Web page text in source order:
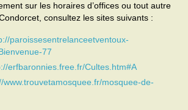
sur les horaires d’offices ou tout autre
consultez les sites suivants :
paroissesentrelanceetventoux-
77
erfbaronnies.free.fr/Cultes.htm#A
www.trouvetamosquee.fr/mosquee-de-